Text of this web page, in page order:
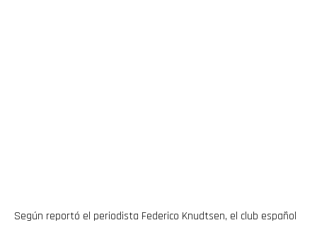
Según reportó el periodista Federico Knudtsen, el club español